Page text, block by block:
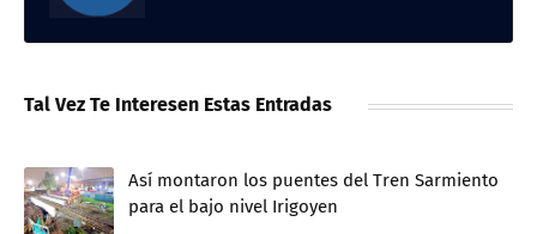
Tal Vez Te Interesen Estas Entradas
Así montaron los puentes del Tren Sarmiento
para el bajo nivel Irigoyen